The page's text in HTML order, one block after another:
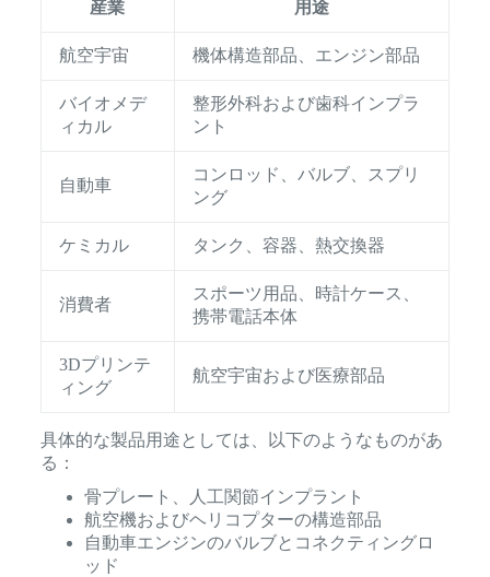
産業 用途
航空宇宙 機体構造部品、エンジン部品
バイオメデ
ィカル
整形外科および歯科インプラ
ント
自動車
コンロッド、バルブ、スプリ
ング
ケミカル タンク、容器、熱交換器
消費者
スポーツ用品、時計ケース、
携帯電話本体
3Dプリンテ
ィング
航空宇宙および医療部品
具体的な製品用途としては、以下のようなものがあ
る：
骨プレート、人工関節インプラント
航空機およびヘリコプターの構造部品
自動車エンジンのバルブとコネクティングロ
ッド